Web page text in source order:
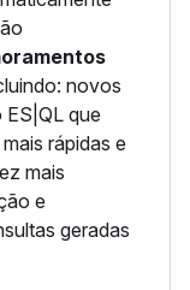
novos
que
rápidas e
mais
e
geradas